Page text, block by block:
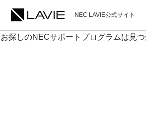
NEC LAVIE公式サイト
お探しのNECサポートプログラムは見つ